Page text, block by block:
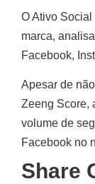
O Ativo Social
marca,
Facebook,
Apesar de
Zeeng Score,
volume de
Facebook no
Share